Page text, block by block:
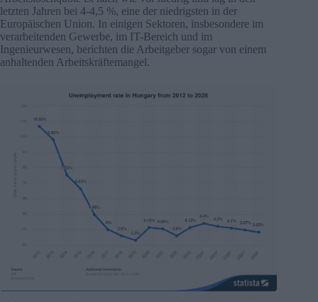
letzten Jahren bei 4-4,5 %, eine der niedrigsten in der
Europäischen Union. In einigen Sektoren, insbesondere im
verarbeitenden Gewerbe, im IT-Bereich und im
Ingenieurwesen, berichten die Arbeitgeber sogar von einem
anhaltenden Arbeitskräftemangel.